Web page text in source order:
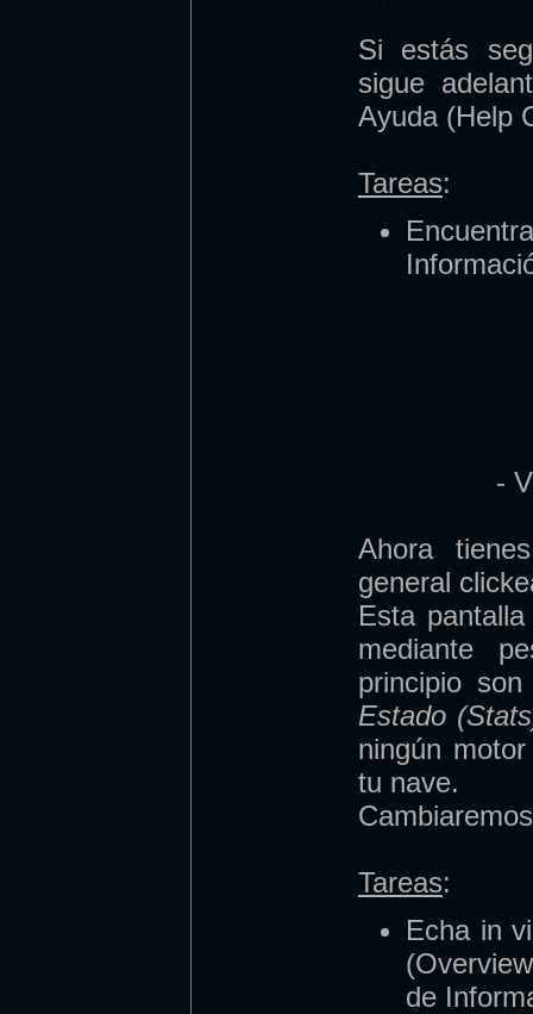
Si estás
sigue
Ayuda (Help
Tareas:
-
Ahora
general
Esta
mediante
principio
Estado
ningún
tu nave.
Tareas:
Echa in
de